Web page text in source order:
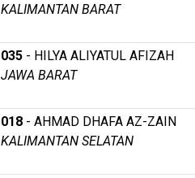
KALIMANTAN BARAT
035 - HILYA ALIYATUL AFIZAH
JAWA BARAT
018 - AHMAD DHAFA AZ-ZAIN
KALIMANTAN SELATAN